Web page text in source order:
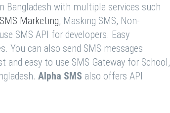
Bangladesh with multiple services such
SMS Marketing, Masking SMS, Non-
SMS API for developers. Easy
You can also send SMS messages
and easy to use SMS Gateway for School,
Alpha SMS also offers API